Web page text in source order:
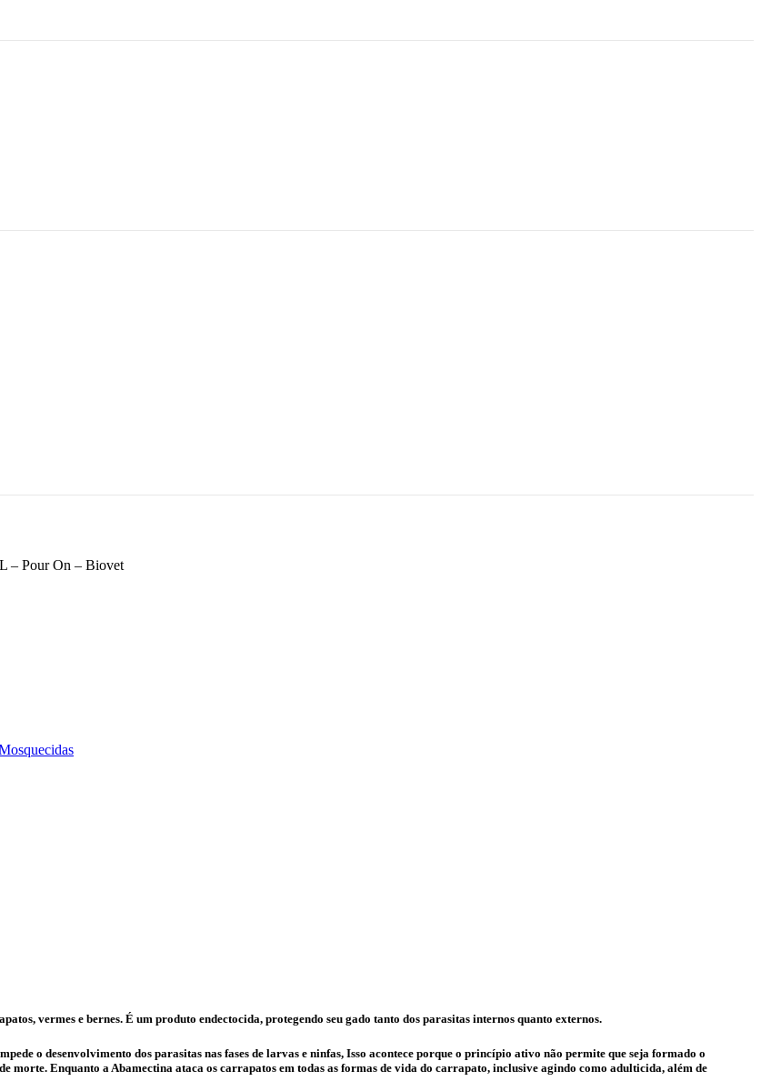
– Pour On – Biovet
vermes e bernes. É um produto endectocida, protegendo seu gado tanto dos parasitas internos quanto externos.
o desenvolvimento dos parasitas nas fases de larvas e ninfas, Isso acontece porque o princípio ativo não permite que seja formado o
morte. Enquanto a Abamectina ataca os carrapatos em todas as formas de vida do carrapato, inclusive agindo como adulticida, além de